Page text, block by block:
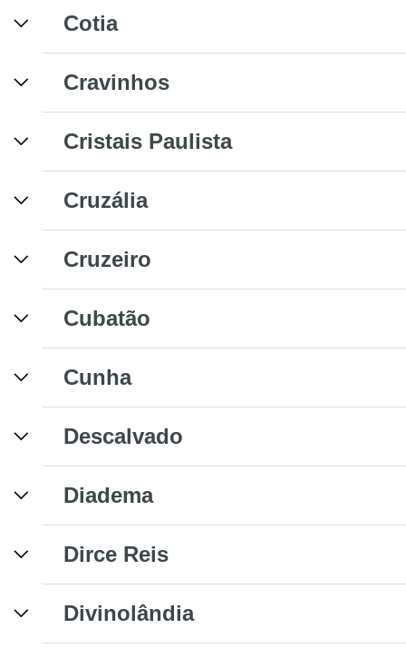
Cotia
Cravinhos
Cristais Paulista
Cruzália
Cruzeiro
Cubatão
Cunha
Descalvado
Diadema
Dirce Reis
Divinolândia